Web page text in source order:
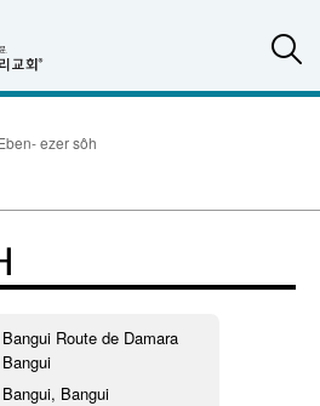
ezer sôh
Bangui Route de Damara
Bangui
Bangui, Bangui